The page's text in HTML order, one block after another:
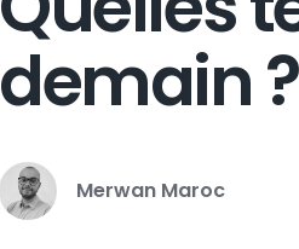
demain ?
Merwan Maroc